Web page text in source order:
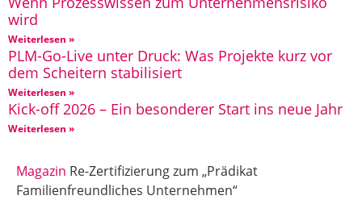
wird
Weiterlesen »
PLM-Go-Live unter Druck: Was Projekte kurz vor
dem Scheitern stabilisiert
Weiterlesen »
Kick-off 2026 – Ein besonderer Start ins neue Jahr
Weiterlesen »
Magazin Re-Zertifizierung zum „Prädikat
Familienfreundliches Unternehmen“